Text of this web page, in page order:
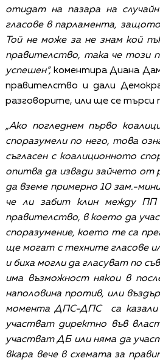
отидат на пазара на
гласове в парламента,
Той не може за не знам кой
правителство, така че този
успешен“, коментира Диана
правителство и дали
разговорите, или ще се търси
„Ако погледнем първо
споразумели по него, това
съгласен с коалиционното
опитва да извади зайчето от
да вземе примерно 10 зам.-
че ли забит клин между
правителство, в което да
споразумение, което те са
ще могат с техните гласове
и биха могли да гласуват по
има възможност някои в
наполовина против, или
момента ДПС-ДПС са казали
участват директно във
участват ДБ или няма да
вкара вече в схемата за